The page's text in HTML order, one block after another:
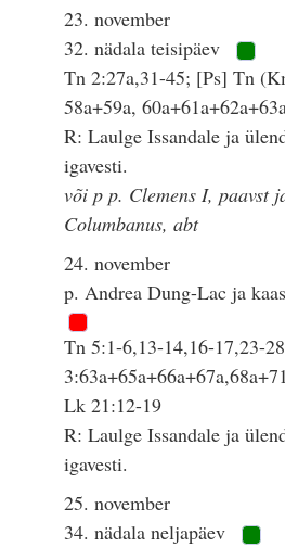
23. november
32. nädala teisipäev
Tn 2:27a,31-45; [Ps] Tn
58a+59a,
R: Laulge Issandale ja
igavesti.
või p p. Clemens I, paavst
Columbanus, abt
24. november
p. Andrea Dung-Lac ja
Tn 5:1-6,13-14,16-17,23-
Lk 21:12-19
R: Laulge Issandale ja
igavesti.
25. november
34. nädala neljapäev